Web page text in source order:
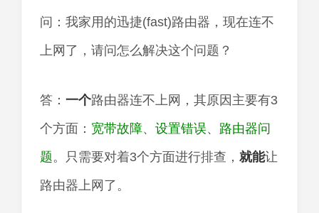
问：我家用的迅捷(fast)路由器，现在连不
上网了，请问怎么解决这个问题？
答： 一个路由器连不上网，其原因主要有3
个方面： 宽带故障、 设置错误、 路由器问
题。只需要对着3个方面进行排查， 就能让
路由器上网了。